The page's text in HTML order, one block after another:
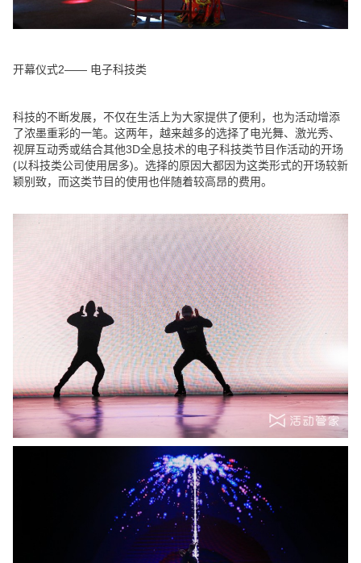
开幕仪式2—— 电子科技类
科技的不断发展，不仅在生活上为大家提供了便利，也为活动增添
了浓墨重彩的一笔。这两年，越来越多的选择了电光舞、激光秀、
视屏互动秀或结合其他3D全息技术的电子科技类节目作活动的开场
(以科技类公司使用居多)。选择的原因大都因为这类形式的开场较新
颖别致，而这类节目的使用也伴随着较高昂的费用。